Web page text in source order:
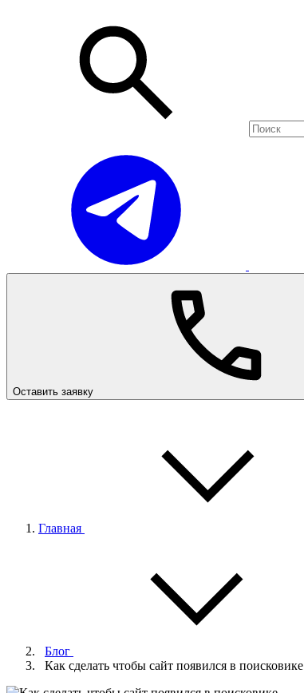
Оставить заявку
Главная
Блог
Как сделать чтобы сайт появился в поисковике